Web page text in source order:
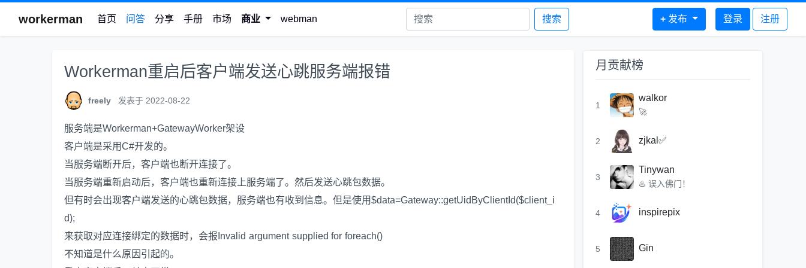
workerman 首页 问答 分享 手册 市场 商业 webman 搜索 + 发布 登录 注册
Workerman重启后客户端发送心跳服务端报错
freely 发表于 2022-08-22
服务端是Workerman+GatewayWorker架设
客户端是采用C#开发的。
当服务端断开后，客户端也断开连接了。
当服务端重新启动后，客户端也重新连接上服务端了。然后发送心跳包数据。
但有时会出现客户端发送的心跳包数据，服务端也有收到信息。但是使用$data=Gateway::getUidByClientId($client_i
d);
来获取对应连接绑定的数据时，会报Invalid argument supplied for foreach()
不知道是什么原因引起的。
月贡献榜
1
walkor
🚀
2 zjkal✅
3
Tinywan
♨️ 误入佛门！
4 inspirepix
5 Gin